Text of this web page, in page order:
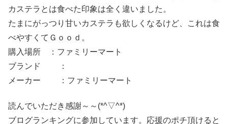
カステラとは食べた印象は全く違いました。
たまにがっつり甘いカステラも欲しくなるけど、これは食
べやすくてＧｏｏｄ。
購入場所 ：ファミリーマート
ブランド ：
メーカー ：ファミリーマート
読んでいただき感謝～～(*^▽^*)
ブログランキングに参加しています。応援のポチ頂けると